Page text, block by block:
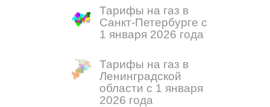
Тарифы на газ в
Санкт-Петербурге с
1 января 2026 года
Тарифы на газ в
Ленинградской
области с 1 января
2026 года